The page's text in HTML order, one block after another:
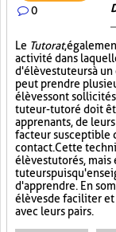
0
Le Tutorat,
activité dans
d'élèves tuteurs à
peut prendre
élèves sont
tuteur-tutoré doit
apprenants, de
facteur susceptible
contact. Cette
élèves tutorés,
tuteurs
d'apprendre. En
élèves de faciliter
avec leurs pairs.